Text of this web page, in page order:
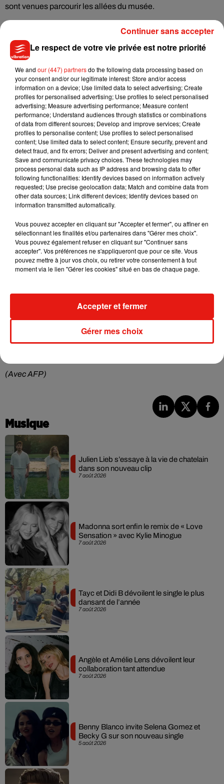
sont venues parcourir les allées du musée.
(Avec AFP)
Musique
7 août 2026
Julien Lieb s’essaye à la vie de chatelain
dans son nouveau clip
7 août 2026
Madonna sort enfin le remix de « Love
Sensation » avec Kylie Minogue
7 août 2026
Tayc et Didi B dévoilent le single le plus
dansant de l’année
7 août 2026
Angèle et Amélie Lens dévoilent leur
collaboration tant attendue
5 août 2026
Benny Blanco invite Selena Gomez et
Becky G sur son nouveau single
Le respect de votre vie privée est notre priorité
We and our (447) partnersdo the following data processing based on
your consent and/or our legitimate interest: Store and/or access
information on a device; Use limited data to select advertising; Create
profiles for personalised advertising; Use profiles to select personalised
advertising; Measure advertising performance; Measure content
performance; Understand audiences through statistics or combinations
of data from different sources; Develop and improve services; Create
profiles to personalise content; Use profiles to select personalised
content; Use limited data to select content; Ensure security, prevent and
detect fraud, and fix errors; Deliver and present advertising and content;
Save and communicate privacy choices. These technologies may
process personal data such as IP address and browsing data to offer
following functionalities: Identify devices based on information actively
requested; Use precise geolocation data; Match and combine data from
other data sources; Link different devices; Identify devices based on
information transmitted automatically.
Vous pouvez accepter en cliquant sur "Accepter et fermer", ou affiner en
sélectionnant les finalités et/ou partenaires dans "Gérer mes choix".
Vous pouvez également refuser en cliquant sur "Continuer sans
accepter". Vos préférences ne s'appliqueront que pour ce site. Vous
pouvez mettre à jour vos choix, ou retirer votre consentement à tout
moment via le lien "Gérer les cookies" situé en bas de chaque page.
Gérer mes choix
Accepter et fermer
Continuer sans accepter